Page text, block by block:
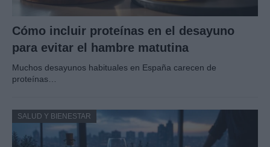
Cómo incluir proteínas en el desayuno
para evitar el hambre matutina
Muchos desayunos habituales en España carecen de
proteínas…
SALUD Y BIENESTAR